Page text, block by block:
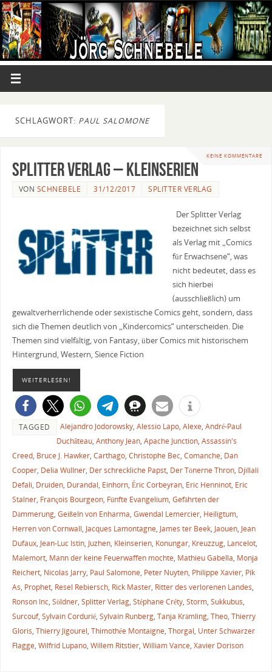
SCHLAGWORT: PAUL SALOMONE
KEINE KOMMENTARE
Splitter Verlag – Kleinserien
VON SCHNEBELE 31/12/2017 SPLITTER VERLAG
Der Splitter Verlag
bezeichnet sich selbst
als Verlag mit „Comics
für Erwachsene“, was
nicht bedeutet, dass es
sich hierbei
(ausschließlich) um
gewaltverherrlichende oder sexistische Comics geht, sondern, dass
sich die Themen deutlich von „Kindercomics“ unterscheiden. Die
Themen sind vielfältig, von Fantasy, über Comics mit historischem
Hintergrund, Western, Sience Fiction
WEITERLESEN!
TAGGED Alejandro Jodorowsky, Alessio Lapo, Alexe, André-Paul
Duchâteau, Anthony Jean, Apache Junction, Assassin's
Creed, Bruce J. Hawker, Carthago, Christophe Bec, Comanche, Dan
Cooper, Delia Wüllner, Der schreckliche Papst, Der Tönerne Thron, Djillali
Defali, Druiden, Durandal, Einhorn, Éric Corbeyran, Eric Henninot, Eric
Stalner, François Bourgeon, Fünfte Evangelium, Gefährten der
Dämmerung, Geißeln von Enharma, Gwendal Lemercier, Heiligtum,
Herren von Cornwall, Jacques Lamontagne, James ter Beek, Jaouen, Jean
Dufaux, Jean-Luc Istin, Juzhen, Kleinserien, Konungar, Kreuzzug, Lancelot,
Malemort, Mann der keine Feuerwaffen mochte, Mathieu Gabella, Monja
Reichert, Nicolas Jarry, Paul Salomone, Peter Nuyten, Philippe Xavier, Pik
As, Prophet, Resel Rebiersch, Rick Master, Ritter des verlorenen Landes,
Ronson Inc, Söldner, Splitter Verlag, Stéphane Créty, Storm, Sukkubus,
Surcouf, Sylvain Cordurié, Sylvain Runberg, Tanja Krämling, Theo, Thierry
Gloris, Thierry Jigourel, Thimothée Montaigne, Thorgal, Unter Schwarzer
Flagge, Wilfrid Lupano, Willem Ritstier, William Vance, Xavier Dorison